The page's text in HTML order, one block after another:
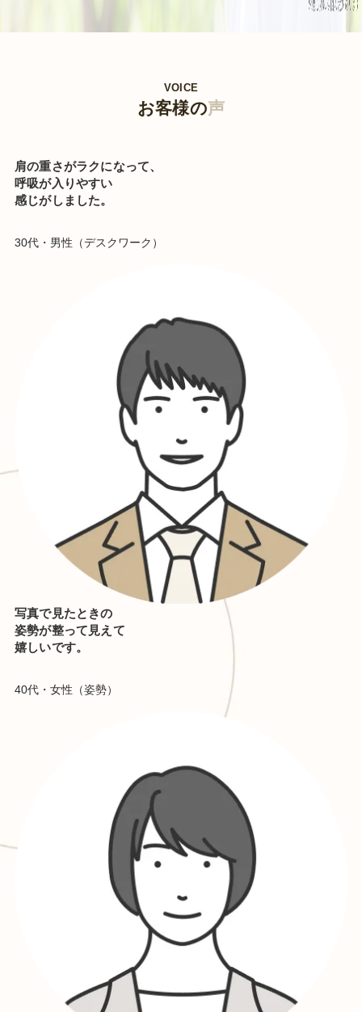
VOICE
お客様の声
肩の重さがラクになって、
呼吸が入りやすい
感じがしました。
30代・男性（デスクワーク）
写真で見たときの
姿勢が整って見えて
嬉しいです。
40代・女性（姿勢）